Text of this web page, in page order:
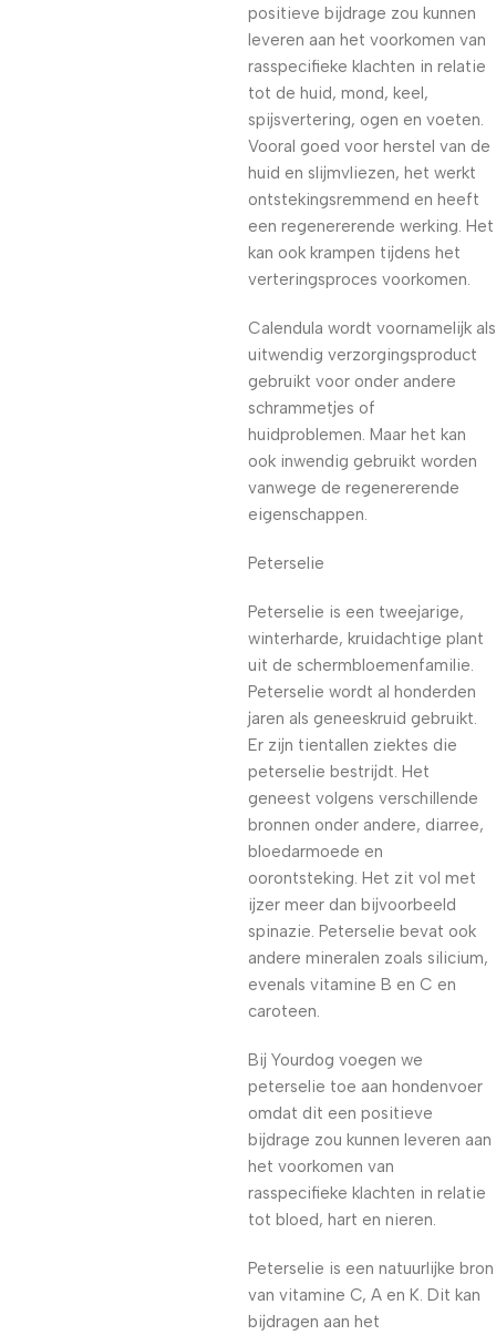
positieve bijdrage zou kunnen
leveren aan het voorkomen van
rasspecifieke klachten in relatie
tot de huid, mond, keel,
spijsvertering, ogen en voeten.
Vooral goed voor herstel van de
huid en slijmvliezen, het werkt
ontstekingsremmend en heeft
een regenererende werking. Het
kan ook krampen tijdens het
verteringsproces voorkomen.
Calendula wordt voornamelijk als
uitwendig verzorgingsproduct
gebruikt voor onder andere
schrammetjes of
huidproblemen. Maar het kan
ook inwendig gebruikt worden
vanwege de regenererende
eigenschappen.
Peterselie
Peterselie is een tweejarige,
winterharde, kruidachtige plant
uit de schermbloemenfamilie.
Peterselie wordt al honderden
jaren als geneeskruid gebruikt.
Er zijn tientallen ziektes die
peterselie bestrijdt. Het
geneest volgens verschillende
bronnen onder andere, diarree,
bloedarmoede en
oorontsteking. Het zit vol met
ijzer meer dan bijvoorbeeld
spinazie. Peterselie bevat ook
andere mineralen zoals silicium,
evenals vitamine B en C en
caroteen.
Bij Yourdog voegen we
peterselie toe aan hondenvoer
omdat dit een positieve
bijdrage zou kunnen leveren aan
het voorkomen van
rasspecifieke klachten in relatie
tot bloed, hart en nieren.
Peterselie is een natuurlijke bron
van vitamine C, A en K. Dit kan
bijdragen aan het